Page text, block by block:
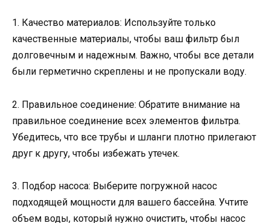
1. Качество материалов: Используйте только
качественные материалы, чтобы ваш фильтр был
долговечным и надежным. Важно, чтобы все детали
были герметично скреплены и не пропускали воду.
2. Правильное соединение: Обратите внимание на
правильное соединение всех элементов фильтра.
Убедитесь, что все трубы и шланги плотно прилегают
друг к другу, чтобы избежать утечек.
3. Подбор насоса: Выберите погружной насос
подходящей мощности для вашего бассейна. Учтите
объем воды, который нужно очистить, чтобы насос